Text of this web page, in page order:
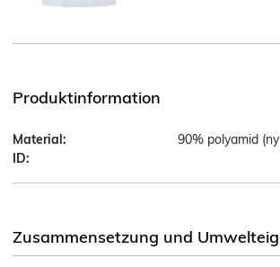
Produktinformation
Material:
90% polyamid
ID:
Zusammensetzung und